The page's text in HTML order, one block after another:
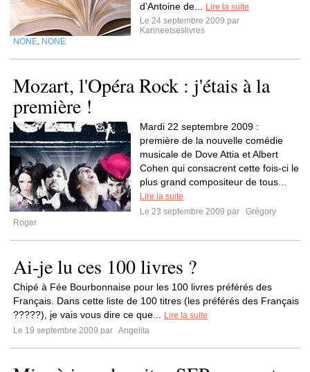
d'Antoine de...
Lire la suite
Le 24 septembre 2009 par
Karineetseslivres
NONE NONE
Mozart, l'Opéra Rock : j'étais à la
première !
Mardi 22 septembre 2009 :
première de la nouvelle comédie
musicale de Dove Attia et Albert
Cohen qui consacrent cette fois-ci le
plus grand compositeur de tous...
Lire la suite
Le 23 septembre 2009 par
Grégory
Roger
Ai-je lu ces 100 livres ?
Chipé à Fée Bourbonnaise pour les 100 livres préférés des
Français. Dans cette liste de 100 titres (les préférés des Français
?????), je vais vous dire ce que...
Lire la suite
Le 19 septembre 2009 par Angelita